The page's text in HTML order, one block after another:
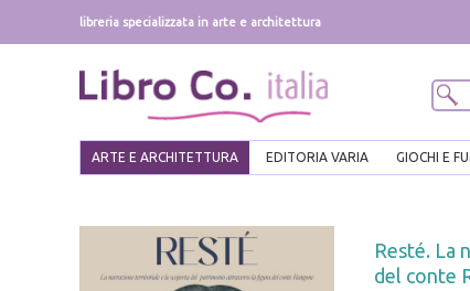
libreria specializzata in arte e architettura
ARTE E ARCHITETTURA EDITORIA VARIA GIOCHI E
Resté. La
del conte